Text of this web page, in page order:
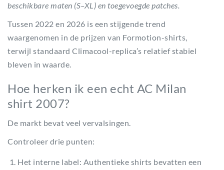
beschikbare maten (S–XL) en toegevoegde patches.
Tussen 2022 en 2026 is een stijgende trend
waargenomen in de prijzen van Formotion-shirts,
terwijl standaard Climacool-replica’s relatief stabiel
bleven in waarde.
Hoe herken ik een echt AC Milan
shirt 2007?
De markt bevat veel vervalsingen.
Controleer drie punten:
Het interne label: Authentieke shirts bevatten een